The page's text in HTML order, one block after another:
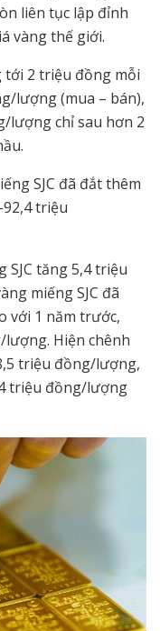
liên tục lập đỉnh
vàng thế giới.
tới 2 triệu đồng mỗi
lượng (mua – bán),
chỉ sau hơn 2
SJC đã đắt thêm
triệu
tăng 5,4 triệu
miếng SJC đã
với 1 năm trước,
Hiện chênh
triệu đồng/lượng,
triệu đồng/lượng